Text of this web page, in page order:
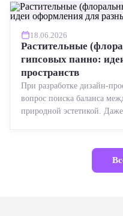
18.06.2026
Растительные
гипсовых панно:
пространств
При разработке дизайн-
вопрос поиска баланса
природной эстетикой.